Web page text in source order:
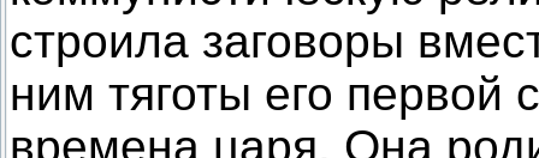
строила заговоры
ним тяготы его первой
времена царя. Она